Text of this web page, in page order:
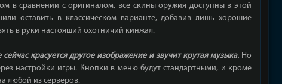
в сравнении с оригиналом, все скины оружия доступны в этой
оставить в классическом варианте, добавив лишь хорошие
в руки настоящий охотничий кинжал.
красуется другое изображение и звучит крутая музыка.Но
настройки игры. Кнопки в меню будут стандартными, и кроме
любой из серверов.